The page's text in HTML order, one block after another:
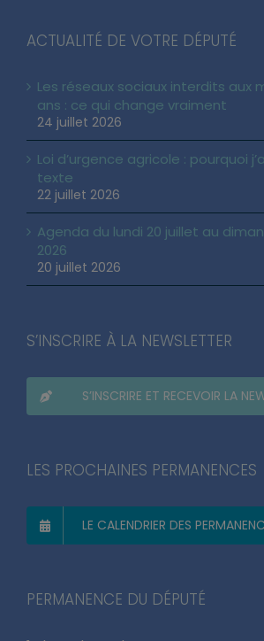
ACTUALITÉ DE VOTRE DÉPUTÉ
Les réseaux sociaux interdits aux
ans : ce qui change vraiment
24 juillet 2026
Loi d’urgence agricole : pourquoi
texte
22 juillet 2026
Agenda du lundi 20 juillet au
2026
20 juillet 2026
S’INSCRIRE À LA NEWSLETTER
S’INSCRIRE ET RECEVOIR LA
LES PROCHAINES PERMANENCES
LE CALENDRIER DES
PERMANENCE DU DÉPUTÉ